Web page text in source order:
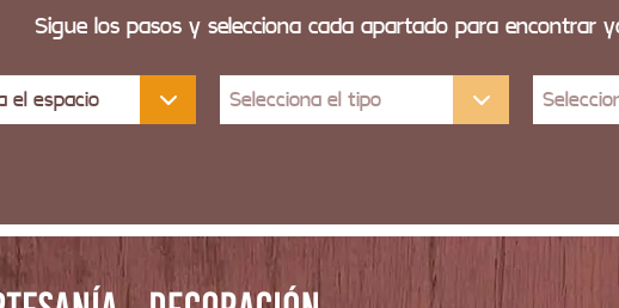
Sigue los pasos y selecciona cada apartado para encontrar
el espacio Selecciona el tipo